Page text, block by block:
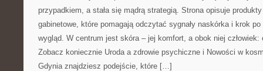
przypadkiem, a stała się mądrą strategią. Strona opisuje
gabinetowe, które pomagają odczytać sygnały naskórka i krok
wygląd. W centrum jest skóra – jej komfort, a obok niej człowiek:
Zobacz koniecznie Uroda a zdrowie psychiczne i Nowości w
Gdynia znajdziesz podejście, które […]